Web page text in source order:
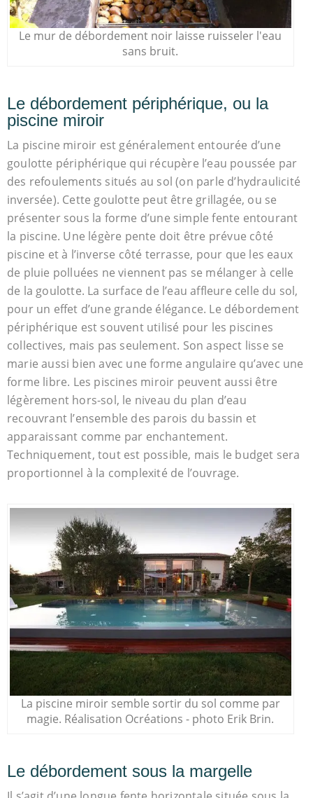
Le mur de débordement noir laisse ruisseler l'eau
sans bruit.
Le débordement périphérique, ou la
piscine miroir
La piscine miroir est généralement entourée d’une
goulotte périphérique qui récupère l’eau poussée par
des refoulements situés au sol (on parle d’hydraulicité
inversée). Cette goulotte peut être grillagée, ou se
présenter sous la forme d’une simple fente entourant
la piscine. Une légère pente doit être prévue côté
piscine et à l’inverse côté terrasse, pour que les eaux
de pluie polluées ne viennent pas se mélanger à celle
de la goulotte. La surface de l’eau affleure celle du sol,
pour un effet d’une grande élégance. Le débordement
périphérique est souvent utilisé pour les piscines
collectives, mais pas seulement. Son aspect lisse se
marie aussi bien avec une forme angulaire qu’avec une
forme libre. Les piscines miroir peuvent aussi être
légèrement hors-sol, le niveau du plan d’eau
recouvrant l’ensemble des parois du bassin et
apparaissant comme par enchantement.
Techniquement, tout est possible, mais le budget sera
proportionnel à la complexité de l’ouvrage.
La piscine miroir semble sortir du sol comme par
magie. Réalisation Ocréations - photo Erik Brin.
Le débordement sous la margelle